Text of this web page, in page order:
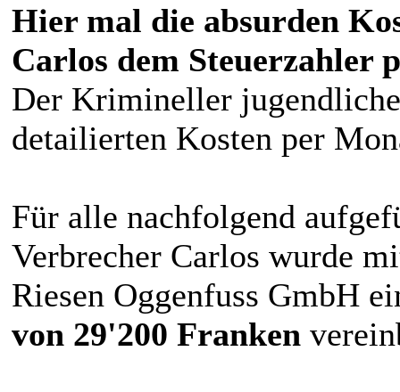
Hier mal die absurden
Carlos dem Steuerzahler
Der Krimineller
detailierten Kosten per
Für alle nachfolgend
Verbrecher Carlos wurde
Riesen Oggenfuss GmbH
von 29'200 Franken